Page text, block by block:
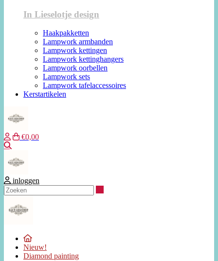
In Lieselotje design
Haakpakketten
Lampwork armbanden
Lampwork kettingen
Lampwork kettinghangers
Lampwork oorbellen
Lampwork sets
Lampwork tafelaccessoires
Kerstartikelen
€0,00
inloggen
Nieuw!
Diamond painting